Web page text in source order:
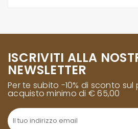
ISCRIVITI ALLA
NEWSLETTER
Per te subito -10% di sconto
acquisto minimo di € 65,00